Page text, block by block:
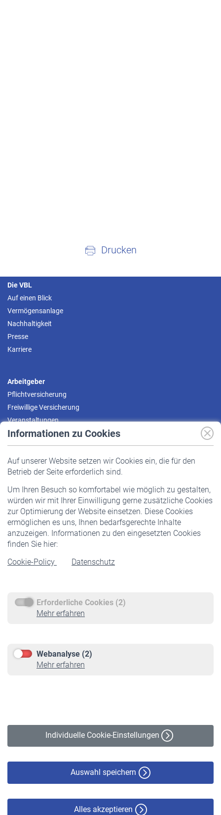
Informationen zu Cookies
Auf unserer Website setzen wir Cookies ein, die für den
Betrieb der Seite erforderlich sind.
Um Ihren Besuch so komfortabel wie möglich zu gestalten,
würden wir mit Ihrer Einwilligung gerne zusätzliche Cookies
zur Optimierung der Website einsetzen. Diese Cookies
ermöglichen es uns, Ihnen bedarfsgerechte Inhalte
anzuzeigen. Informationen zu den eingesetzten Cookies
finden Sie hier:
Cookie-Policy
Datenschutz
Erforderliche Cookies (2)
Mehr erfahren
Webanalyse (2)
Mehr erfahren
Individuelle Cookie-Einstellungen
Auswahl speichern
Alles akzeptieren
Drucken
Die VBL
Auf einen Blick
Vermögensanlage
Nachhaltigkeit
Presse
Karriere
Arbeitgeber
Pflichtversicherung
Freiwillige Versicherung
Veranstaltungen
Pflichtversicherung
Staatliche Förderung
Veranstaltungen
Rentner
Rentenbeginn
Rente beantragen
Service
Informationen
Online-Rechner
VBLnewsletter
Erklärung zur Barrierefreiheit